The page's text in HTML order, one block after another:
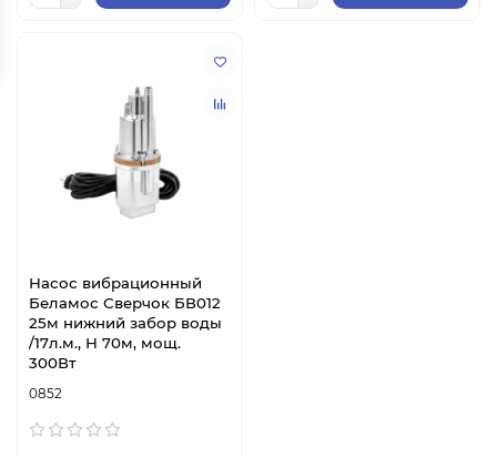
Насос вибрационный
Беламос Сверчок БВ012
25м нижний забор воды
/17л.м., Н 70м, мощ.
300Вт
0852